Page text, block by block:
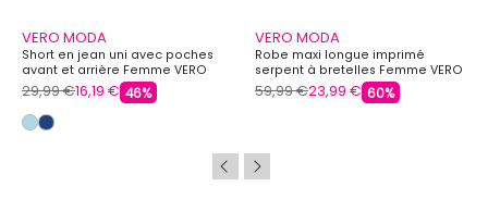
VERO MODA
Short en jean uni avec poches
avant et arrière Femme VERO
MODA
29,99 €16,19 € 46%
VERO MODA
Robe maxi longue imprimé
serpent à bretelles Femme VERO
MODA
59,99 €23,99 € 60%